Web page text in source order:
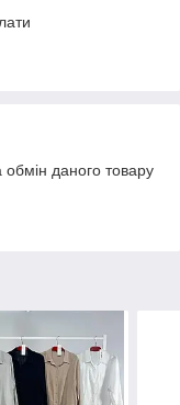
даного товару